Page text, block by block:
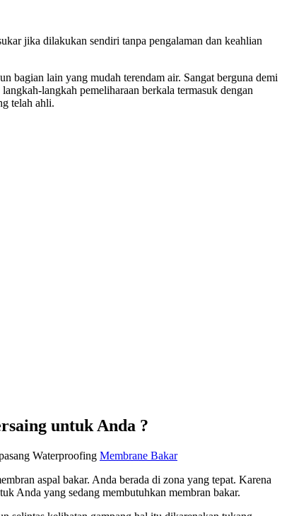
jika dilakukan sendiri tanpa pengalaman dan keahlian
bagian lain yang mudah terendam air. Sangat berguna demi
langkah pemeliharaan berkala termasuk dengan
telah ahli.
untuk Anda ?
Waterproofing Membrane Bakar
aspal bakar. Anda berada di zona yang tepat. Karena
Anda yang sedang membutuhkan membran bakar.